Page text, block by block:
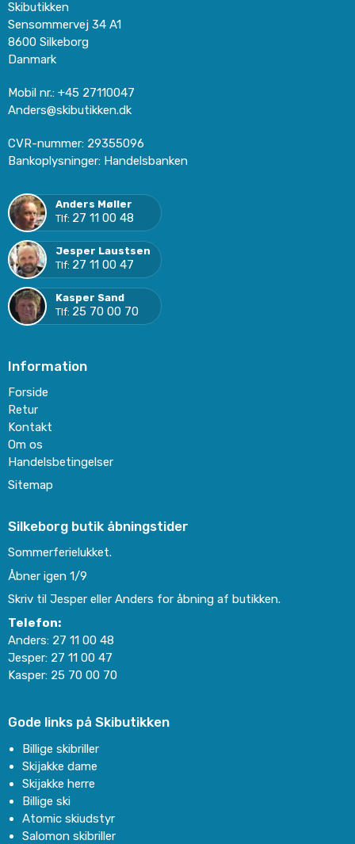
Skibutikken
Sensommervej 34 A1
8600 Silkeborg
Danmark
Mobil nr.: +45 27110047
Anders@skibutikken.dk
CVR-nummer: 29355096
Bankoplysninger: Handelsbanken
Anders Møller
Tlf: 27 11 00 48
Jesper Laustsen
Tlf: 27 11 00 47
Kasper Sand
Tlf: 25 70 00 70
Information
Forside
Retur
Kontakt
Om os
Handelsbetingelser
Sitemap
Silkeborg butik åbningstider
Sommerferielukket.
Åbner igen 1/9
Skriv til Jesper eller Anders for åbning af butikken.
Telefon:
Anders: 27 11 00 48
Jesper: 27 11 00 47
Kasper: 25 70 00 70
Gode links på Skibutikken
Billige skibriller
Skijakke dame
Skijakke herre
Billige ski
Atomic skiudstyr
Salomon skibriller